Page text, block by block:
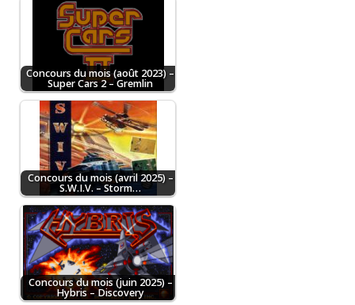
Concours du mois (août 2023) –
Super Cars 2 – Gremlin
Concours du mois (avril 2025) –
S.W.I.V. – Storm…
Concours du mois (juin 2025) –
Hybris – Discovery